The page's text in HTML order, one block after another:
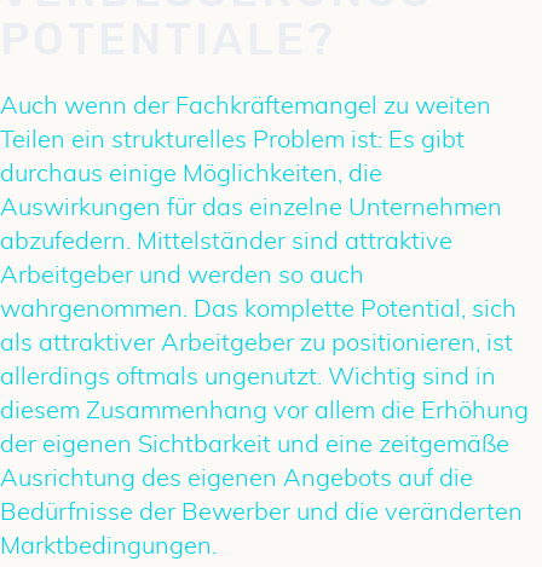
Auch wenn der Fachkräftemangel zu weiten
Teilen ein strukturelles Problem ist: Es gibt
durchaus einige Möglichkeiten, die
Auswirkungen für das einzelne Unternehmen
abzufedern. Mittelständer sind attraktive
Arbeitgeber und werden so auch
wahrgenommen. Das komplette Potential, sich
als attraktiver Arbeitgeber zu positionieren, ist
allerdings oftmals ungenutzt. Wichtig sind in
diesem Zusammenhang vor allem die Erhöhung
der eigenen Sichtbarkeit und eine zeitgemäße
Ausrichtung des eigenen Angebots auf die
Bedürfnisse der Bewerber und die veränderten
Marktbedingungen.